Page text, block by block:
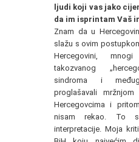
ljudi koji vas jako
da im isprintam Vaš
Znam da u
slažu s ovim
Hercegovini,
takozvanog
sindroma i
proglašavali
Hercegovcima i
nisam rekao. To
interpretacije. Moja